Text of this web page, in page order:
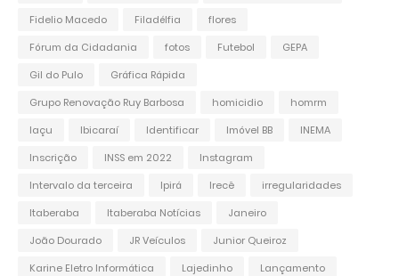
Fidelio Macedo
Filadélfia
flores
Fórum da Cidadania
fotos Futebol
GEPA
Gil do Pulo
Gráfica Rápida
Grupo Renovação Ruy Barbosa
homicidio
homrm
Iaçu
Ibicaraí Identificar Imóvel BB
INEMA
Inscrição
INSS em 2022
Instagram
Intervalo da terceira
Ipirá Irecê
irregularidades
Itaberaba
Itaberaba Notícias
Janeiro
João Dourado
JR Veículos
Junior Queiroz
Karine Eletro Informática
Lajedinho
Lançamento